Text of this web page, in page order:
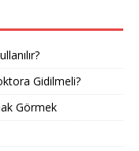
Gidilmeli?
Görmek